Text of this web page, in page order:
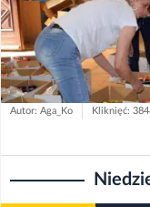
Autor: Aga_Ko Kliknięć: